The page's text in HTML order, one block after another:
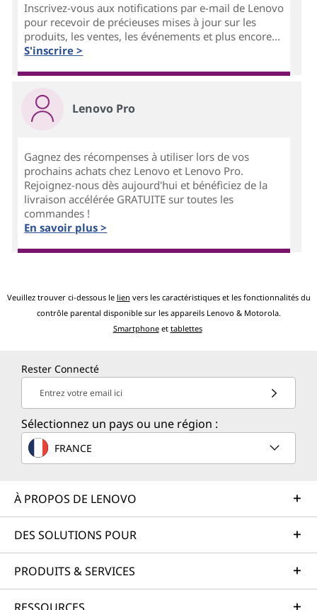
Inscrivez-vous aux notifications par e-mail de Lenovo
pour recevoir de précieuses mises à jour sur les
produits, les ventes, les événements et plus encore...
S'inscrire >
Lenovo Pro
Gagnez des récompenses à utiliser lors de vos
prochains achats chez Lenovo et Lenovo Pro.
Rejoignez-nous dès aujourd'hui et bénéficiez de la
livraison accélérée GRATUITE sur toutes les
commandes !
En savoir plus >
Veuillez trouver ci-dessous le lien vers les caractéristiques et les fonctionnalités du
contrôle parental disponible sur les appareils Lenovo & Motorola.
Smartphoneet tablettes
Rester Connecté
Entrez votre email ici
Sélectionnez un pays ou une région :
FRANCE
À PROPOS DE LENOVO
DES SOLUTIONS POUR
PRODUITS & SERVICES